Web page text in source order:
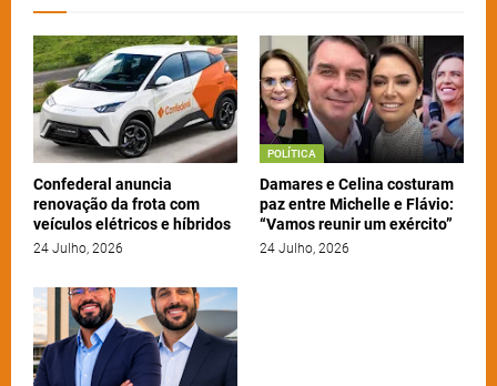
Confederal anuncia
renovação da frota com
veículos elétricos e híbridos
24 Julho, 2026
POLÍTICA
Damares e Celina costuram
paz entre Michelle e Flávio:
“Vamos reunir um exército”
24 Julho, 2026